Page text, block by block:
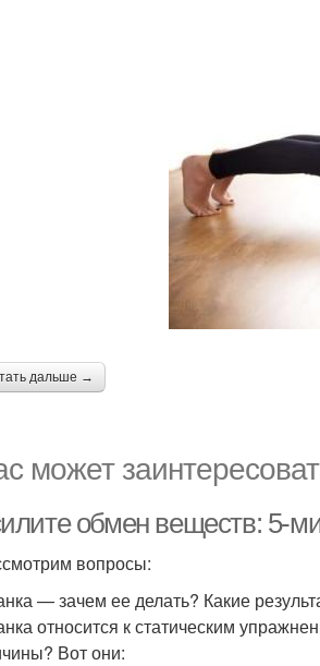
дальше →
может
обмен веществ: 5-
вопросы:
— зачем ее делать? Какие
относится к статическим
Вот они: